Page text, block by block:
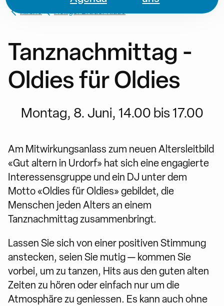
Kirche Heiliger Bruder Klaus
Tanznachmittag -
Oldies für Oldies
Montag, 8. Juni, 14.00 bis 17.00
Am Mitwirkungsanlass zum neuen Altersleitbild
«Gut altern in Urdorf» hat sich eine engagierte
Interessensgruppe und ein DJ unter dem
Motto «Oldies für Oldies» gebildet, die
Menschen jeden Alters an einem
Tanznachmittag zusammenbringt.
Lassen Sie sich von einer positiven Stimmung
anstecken, seien Sie mutig — kommen Sie
vorbei, um zu tanzen, Hits aus den guten alten
Zeiten zu hören oder einfach nur um die
Atmosphäre zu geniessen. Es kann auch ohne